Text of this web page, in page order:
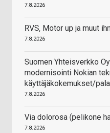
7.8.2026
RVS, Motor up ja muut
7.8.2026
Suomen Yhteisverkko
modernisointi Nokian
käyttäjäkokemukset/
7.8.2026
Via dolorosa (pelikone
7.8.2026